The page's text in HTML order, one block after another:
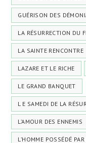
GUÉRISON DES
LA RÉSURRECTION DU
LA SAINTE RENCONTRE
LAZARE ET LE RICHE
LE GRAND BANQUET
L E SAMEDI DE LA
L’AMOUR DES ENNEMIS
L’HOMME POSSÉDÉ